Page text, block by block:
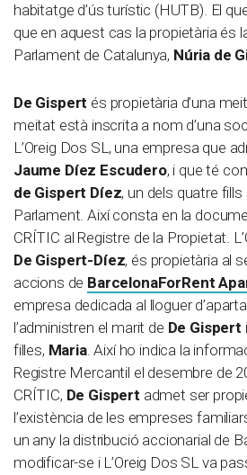
habitatge d’ús turístic (HUTB). El
que en aquest cas la propietària és
Parlament de Catalunya, Núria de
De Gispert és propietària d’una
meitat està inscrita a nom d’una
L’Oreig Dos SL, una empresa que
Jaume Díez Escudero, i que té
de Gispert Díez, un dels quatre
Parlament. Així consta en la
CRÍTIC al Registre de la Propietat.
De Gispert-Díez, és propietària al
accions de BarcelonaForRent
empresa dedicada al lloguer
l’administren el marit de De Gispert
filles, Maria. Així ho indica la
Registre Mercantil el desembre de
CRÍTIC, De Gispert admet ser
l’existència de les empreses
un any la distribució accionarial de
modificar-se i L’Oreig Dos SL va